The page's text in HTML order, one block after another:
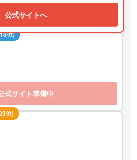
公式サイトへ
位)
式サイト準備中
位)